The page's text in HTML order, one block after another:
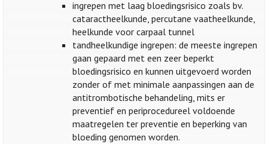
ingrepen met laag bloedingsrisico zoals bv.
cataractheelkunde, percutane vaatheelkunde,
heelkunde voor carpaal tunnel
tandheelkundige ingrepen: de meeste ingrepen
gaan gepaard met een zeer beperkt
bloedingsrisico en kunnen uitgevoerd worden
zonder of met minimale aanpassingen aan de
antitrombotische behandeling, mits er
preventief en periprocedureel voldoende
maatregelen ter preventie en beperking van
bloeding genomen worden.